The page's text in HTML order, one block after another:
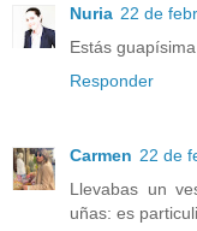
Nuria 22 de
Estás
Responder
Carmen 22 de
Llevabas un
uñas: es